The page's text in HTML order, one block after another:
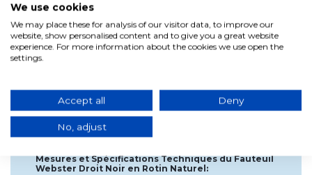
des établissements de restauration. De plus, leur design
chaises de salle à manger avec accoudoirs et des chaises de
salle à manger en rotin.
Entretien Facile du Fauteuil Webster Droit
Rotin Naturel, suivez nos instructions simples d'entretien.
Utilisez un chiffon doux légèrement humide, préalablement
testé dans une zone non visible, en évitant l'utilisation de
produits ammoniacaux, de solvants ou d'abrasifs qui
Mesures et Spécifications Techniques du Fauteuil
Webster Droit Noir en Rotin Naturel:
We use cookies
We may place these for analysis of our visitor data, to improve our
website, show personalised content and to give you a great website
experience. For more information about the cookies we use open the
settings.
Accept all Deny
No, adjust